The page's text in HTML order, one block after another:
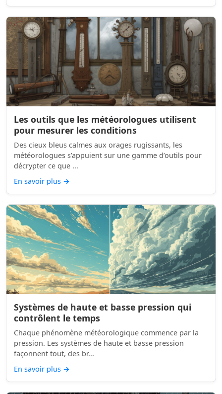
Les outils que les météorologues utilisent
pour mesurer les conditions
Des cieux bleus calmes aux orages rugissants, les
météorologues s’appuient sur une gamme d’outils pour
décrypter ce que ...
En savoir plus →
Systèmes de haute et basse pression qui
contrôlent le temps
Chaque phénomène météorologique commence par la
pression. Les systèmes de haute et basse pression
façonnent tout, des br...
En savoir plus →